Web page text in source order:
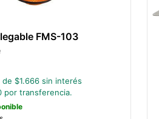
FMS-103
de $1.666 sin interés
por transferencia.